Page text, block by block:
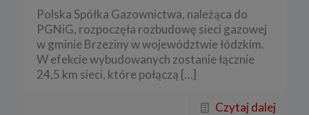
Polska Spółka Gazownictwa, należąca do
PGNiG, rozpoczęła rozbudowę sieci gazowej
w gminie Brzeziny w województwie łódzkim.
W efekcie wybudowanych zostanie łącznie
24,5 km sieci, które połączą […]
Czytaj dalej